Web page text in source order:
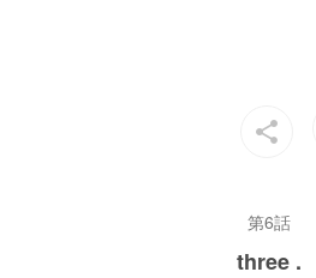
share
第6話
three .